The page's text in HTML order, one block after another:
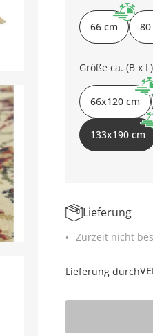
66 cm
Größe ca. (B x L)
66x120 cm
133x190 cm
Lieferung
Zurzeit nicht
Lieferung durch